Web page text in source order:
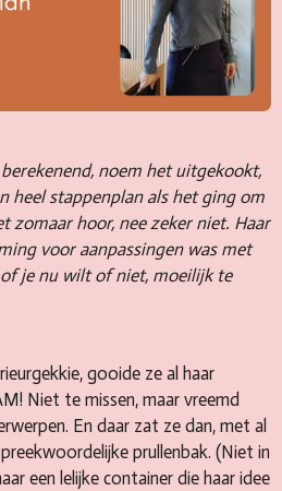
noem het uitgekookt,
heel stappenplan als het ging om
zomaar hoor, nee zeker niet. Haar
voor aanpassingen was met
je nu wilt of niet, moeilijk te
gooide ze al haar
Niet te missen, maar vreemd
En daar zat ze dan, met al
prullenbak. (Niet in
een lelijke container die haar idee